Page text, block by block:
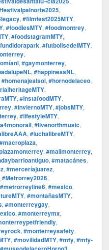
,
, #filmfest2025MTY,
, #foodiesMTY, #foodmontrey,
, #foodstagramMTY,
, #futbolisedelMTY,
,
, #gaymonterrey,
, #happinessNL,
#homenajealsol, #hornodelaceo,
,
, #instafoodMTY,
, #inviernoMTY, #jobsMTY,
, #lifestyleMTY,
, #livenorthmusic,
, #luchalibreMTY,
#macroplaza,
, #mallmonterrey,
, #matacánes,
, #merceríajuarez,
#Metrorrey2026,
#metrorreyline6, #mexico,
, #montañasMTY,
, #monterreygay,
, #monterreymx,
,
, #monterreysafety,
, #movilidadMTY, #mty, #mty-